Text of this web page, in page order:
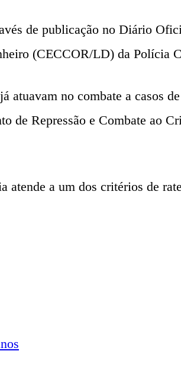
de publicação no Diário
(CECCOR/LD) da Polícia
atuavam no combate a casos
Repressão e Combate ao
a um dos critérios de